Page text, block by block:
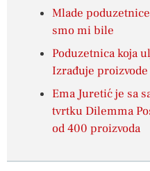
Mlade
smo mi bile
Poduzetnica koja
Izrađuje
Ema Juretić je sa
tvrtku Dilemma
od 400 proizvoda